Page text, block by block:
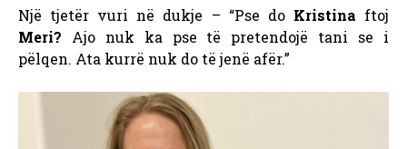
Një tjetër vuri në dukje – “Pse do Kristina ftoj
Meri? Ajo nuk ka pse të pretendojë tani se i
pëlqen. Ata kurrë nuk do të jenë afër.”